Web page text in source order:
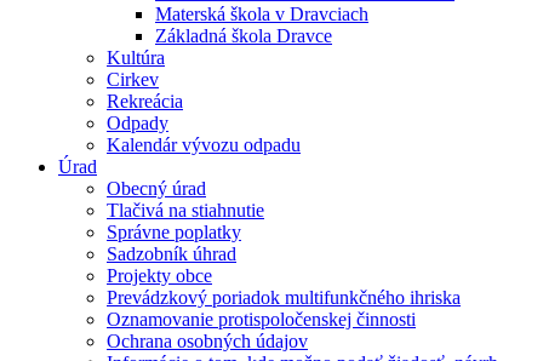
Materská škola v Dravciach
Základná škola Dravce
Kultúra
Cirkev
Rekreácia
Odpady
Kalendár vývozu odpadu
Úrad
Obecný úrad
Tlačivá na stiahnutie
Správne poplatky
Sadzobník úhrad
Projekty obce
Prevádzkový poriadok multifunkčného ihriska
Oznamovanie protispoločenskej činnosti
Ochrana osobných údajov